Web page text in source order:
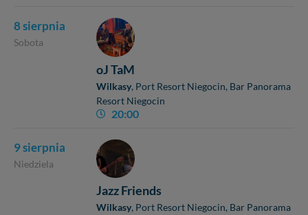
8 sierpnia
Sobota
oJ TaM
Wilkasy, Port Resort Niegocin, Bar Panorama
Resort Niegocin
20:00
9 sierpnia
Niedziela
Jazz Friends
Wilkasy, Port Resort Niegocin, Bar Panorama